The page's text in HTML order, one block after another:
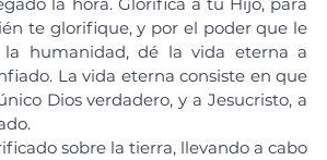
la hora. Glorifica a tu Hijo, para
te glorifique, y por el poder que le
humanidad, dé la vida eterna a
La vida eterna consiste en que
Dios verdadero, y a Jesucristo, a